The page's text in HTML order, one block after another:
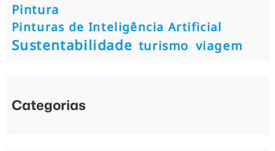
Pintura
Pinturas de Inteligência Artificial
Sustentabilidade turismo viagem
Categorias